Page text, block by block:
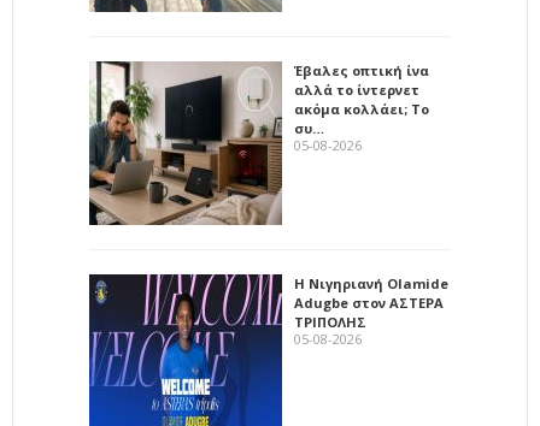
Έβαλες οπτική ίνα
αλλά το ίντερνετ
ακόμα κολλάει; Το
συ…
05-08-2026
Η Νιγηριανή Olamide
Adugbe στον ΑΣΤΕΡΑ
ΤΡΙΠΟΛΗΣ
05-08-2026